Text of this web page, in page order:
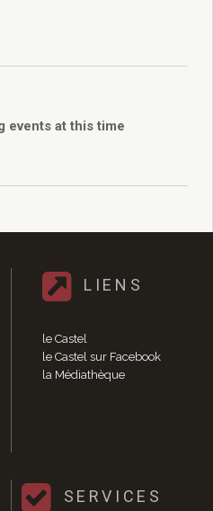
events at this time
LIENS
le Castel
le Castel sur Facebook
la Médiathèque
SERVICES